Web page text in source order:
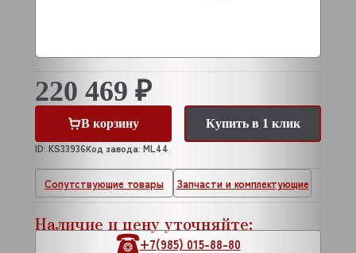
Сопутствующие товары Запчасти и комплектующие
220 469 ₽
В корзину
Купить в 1 клик
ID: KS33936Код завода: ML44
Наличие и цену уточняйте:
+7(985) 015-88-80